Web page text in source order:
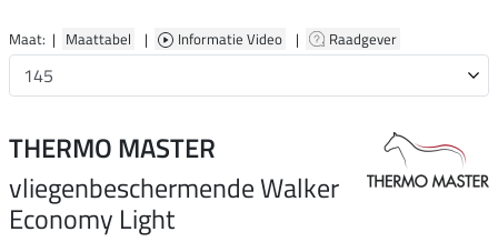
Maat: | Maattabel | Informatie Video | Raadgever
THERMO MASTER
vliegenbeschermende Walker
Economy Light